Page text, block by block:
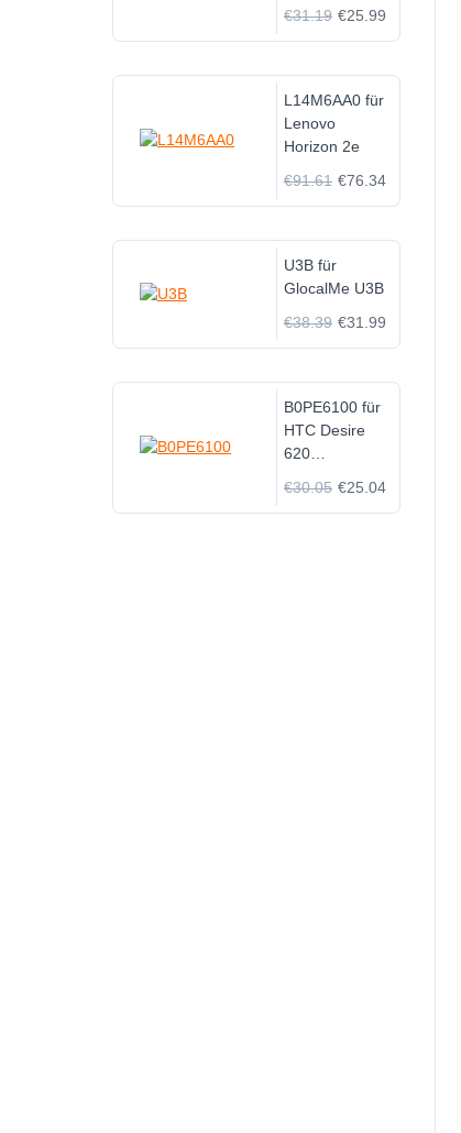
€31.19 €25.99
L14M6AA0 für
Lenovo
Horizon 2e
€91.61 €76.34
U3B für
GlocalMe U3B
€38.39 €31.99
B0PE6100 für
HTC Desire
620
€30.05 €25.04